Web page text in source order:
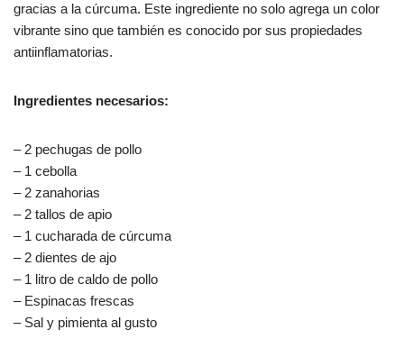
gracias a la cúrcuma. Este ingrediente no solo agrega un color
vibrante sino que también es conocido por sus propiedades
antiinflamatorias.
Ingredientes necesarios:
– 2 pechugas de pollo
– 1 cebolla
– 2 zanahorias
– 2 tallos de apio
– 1 cucharada de cúrcuma
– 2 dientes de ajo
– 1 litro de caldo de pollo
– Espinacas frescas
– Sal y pimienta al gusto